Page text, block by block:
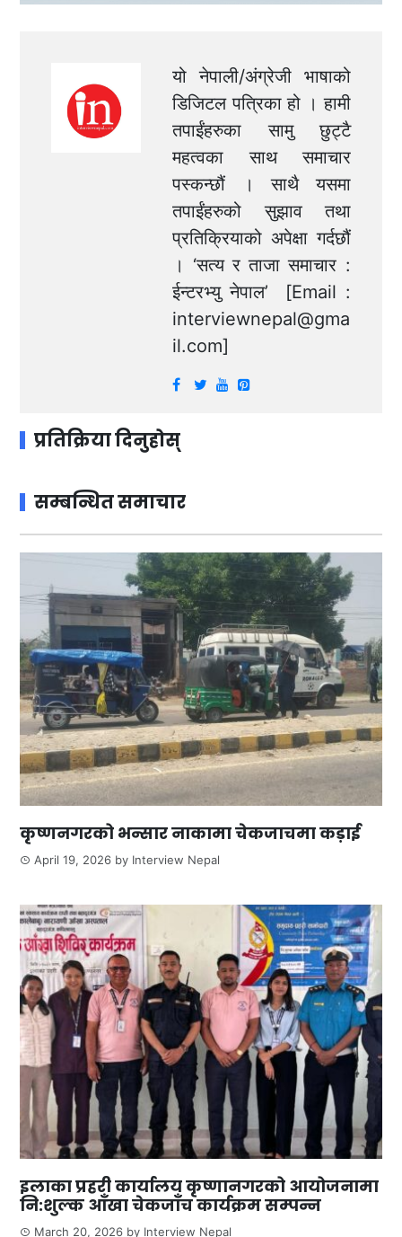
यो नेपाली/अंग्रेजी भाषाको
डिजिटल पत्रिका हो । हामी
तपाईंहरुका सामु छुट्टै
महत्वका साथ समाचार
पस्कन्छौं । साथै यसमा
तपाईंहरुको सुझाव तथा
प्रतिक्रियाको अपेक्षा गर्दछौं
। ‘सत्य र ताजा समाचार :
ईन्टरभ्यु नेपाल’ [Email :
interviewnepal@gma
il.com]
प्रतिक्रिया दिनुहोस्
सम्बन्धित समाचार
कृष्णनगरको भन्सार नाकामा चेकजाचमा कड़ाई
April 19, 2026 by Interview Nepal
इलाका प्रहरी कार्यालय कृष्णानगरको आयोजनामा
नि:शुल्क आँखा चेकजाँच कार्यक्रम सम्पन्न
March 20, 2026 by Interview Nepal